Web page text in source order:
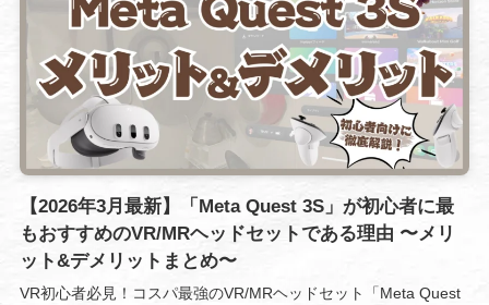
【2026年3月最新】「Meta Quest 3S」が初心者に最
もおすすめのVR/MRヘッドセットである理由 〜メリ
ット&デメリットまとめ〜
VR初心者必見！コスパ最強のVR/MRヘッドセット「Meta Quest